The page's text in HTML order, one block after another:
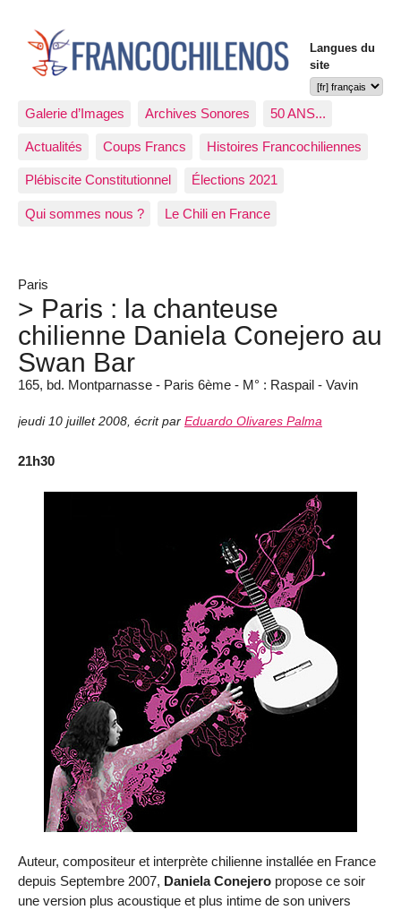
Langues du
site
Galerie d’Images Archives Sonores 50 ANS...
Actualités Coups Francs Histoires Francochiliennes
Plébiscite Constitutionnel Élections 2021
Qui sommes nous ? Le Chili en France
Paris
> Paris : la chanteuse
chilienne Daniela Conejero au
Swan Bar
165, bd. Montparnasse - Paris 6ème - M° : Raspail - Vavin
jeudi 10 juillet 2008, écrit par Eduardo Olivares Palma
21h30
Auteur, compositeur et interprète chilienne installée en France
depuis Septembre 2007, Daniela Conejero propose ce soir
une version plus acoustique et plus intime de son univers